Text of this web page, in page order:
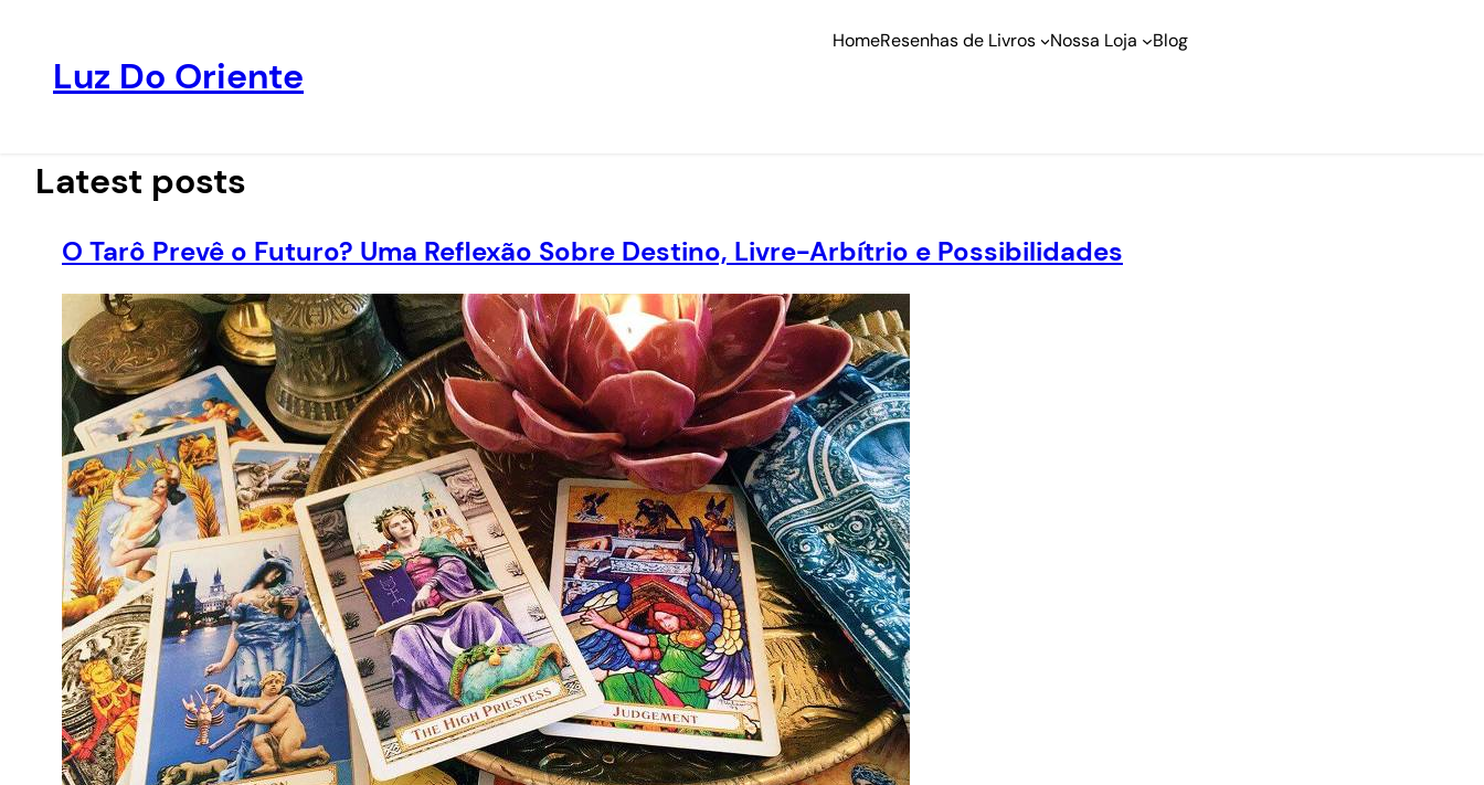
conteúdo
Luz Do Oriente
HomeResenhas de Livros Nossa Loja Blog
Latest posts
O Tarô Prevê o Futuro? Uma Reflexão Sobre Destino, Livre-Arbítrio e Possibilidades